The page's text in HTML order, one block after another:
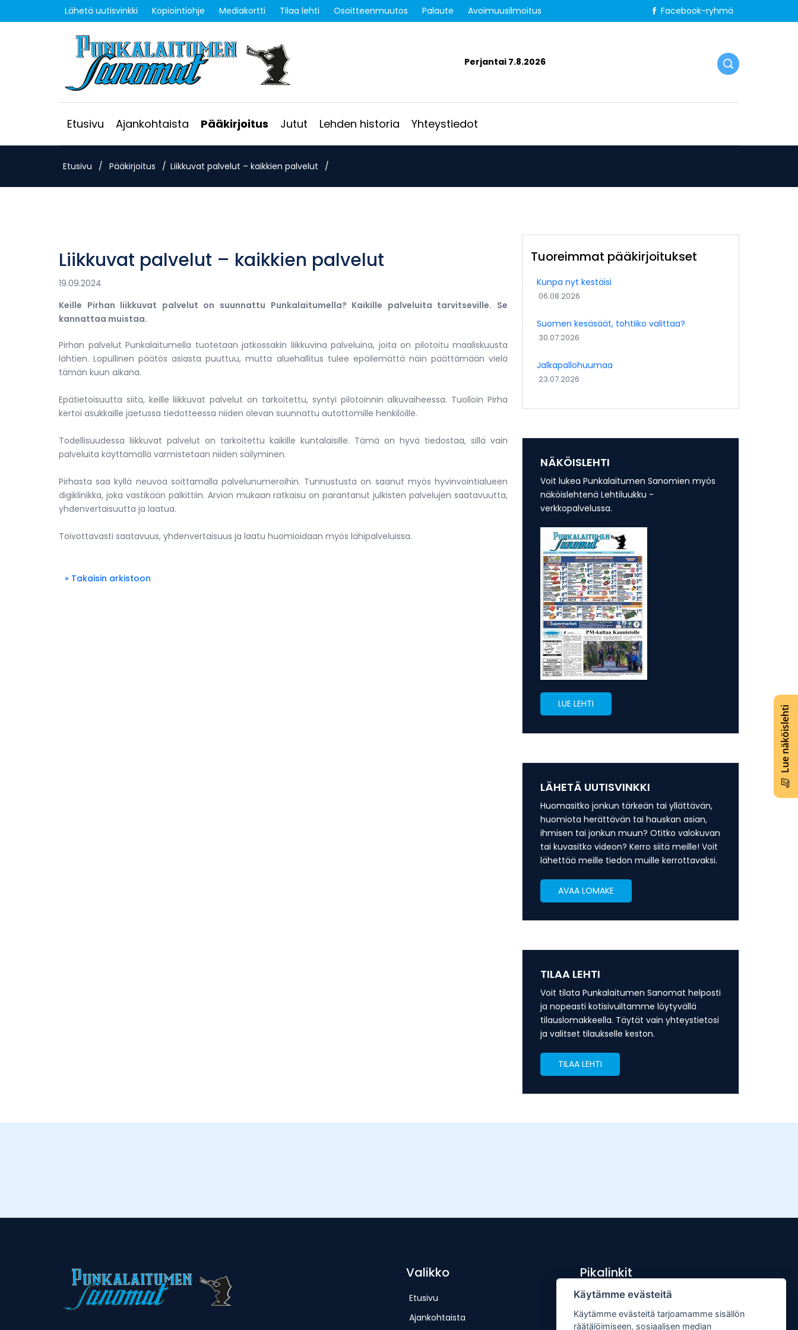
Lue näköislehti
Lähetä uutisvinkki Kopiointiohje Mediakortti Tilaa lehti Osoitteenmuutos Palaute Avoimuusilmoitus Facebook-ryhmä
Perjantai 7.8.2026
Etusivu Ajankohtaista Pääkirjoitus Jutut Lehden historia Yhteystiedot
Etusivu / Pääkirjoitus / Liikkuvat palvelut – kaikkien palvelut /
Liikkuvat palvelut – kaikkien palvelut
19.09.2024
Keille Pirhan liikkuvat palvelut on suunnattu Punkalaitumella? Kaikille palveluita tarvitseville. Se
kannattaa muistaa.
Pirhan palvelut Punkalaitumella tuotetaan jatkossakin liikkuvina palveluina, joita on pilotoitu maaliskuusta
lähtien. Lopullinen päätös asiasta puuttuu, mutta aluehallitus tulee epäilemättä näin päättämään vielä
tämän kuun aikana.
Epätietoisuutta siitä, keille liikkuvat palvelut on tarkoitettu, syntyi pilotoinnin alkuvaiheessa. Tuolloin Pirha
kertoi asukkaille jaetussa tiedotteessa niiden olevan suunnattu autottomille henkilöille.
Todellisuudessa liikkuvat palvelut on tarkoitettu kaikille kuntalaisille. Tämä on hyvä tiedostaa, sillä vain
palveluita käyttämällä varmistetaan niiden säilyminen.
Pirhasta saa kyllä neuvoa soittamalla palvelunumeroihin. Tunnustusta on saanut myös hyvinvointialueen
digiklinikka, joka vastikään palkittiin. Arvion mukaan ratkaisu on parantanut julkisten palvelujen saatavuutta,
yhdenvertaisuutta ja laatua.
Toivottavasti saatavuus, yhdenvertaisuus ja laatu huomioidaan myös lähipalveluissa.
» Takaisin arkistoon
Tuoreimmat pääkirjoitukset
Kunpa nyt kestäisi
06.08.2026
Suomen kesäsäät, tohtiiko valittaa?
30.07.2026
Jalkapallohuumaa
23.07.2026
NÄKÖISLEHTI
Voit lukea Punkalaitumen Sanomien myös
näköislehtenä Lehtiluukku -
verkkopalvelussa.
LUE LEHTI
LÄHETÄ UUTISVINKKI
Huomasitko jonkun tärkeän tai yllättävän,
huomiota herättävän tai hauskan asian,
ihmisen tai jonkun muun? Otitko valokuvan
tai kuvasitko videon? Kerro siitä meille! Voit
lähettää meille tiedon muille kerrottavaksi.
AVAA LOMAKE
TILAA LEHTI
Voit tilata Punkalaitumen Sanomat helposti
ja nopeasti kotisivuiltamme löytyvällä
tilauslomakkeella. Täytät vain yhteystietosi
ja valitset tilaukselle keston.
TILAA LEHTI
Valikko
Etusivu
Ajankohtaista
Pikalinkit
Lähetä uutisvinkki
Kopiointiohje
Käytämme evästeitä
Käytämme evästeitä tarjoamamme sisällön
räätälöimiseen, sosiaalisen median